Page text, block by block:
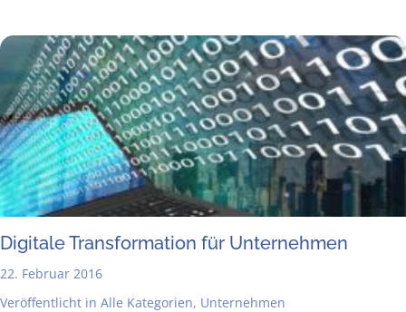
Digi­ta­le Trans­for­ma­ti­on für Unternehmen
22. Februar 2016
Veröffentlicht in Alle Kategorien, Unternehmen